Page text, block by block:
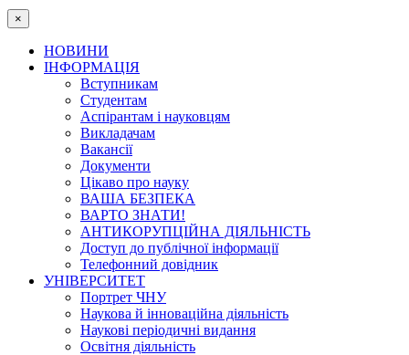
×
НОВИНИ
ІНФОРМАЦІЯ
Вступникам
Студентам
Аспірантам і науковцям
Викладачам
Вакансії
Документи
Цікаво про науку
ВАША БЕЗПЕКА
ВАРТО ЗНАТИ!
АНТИКОРУПЦІЙНА ДІЯЛЬНІСТЬ
Доступ до публічної інформації
Телефонний довідник
УНІВЕРСИТЕТ
Портрет ЧНУ
Наукова й інноваційна діяльність
Наукові періодичні видання
Освітня діяльність